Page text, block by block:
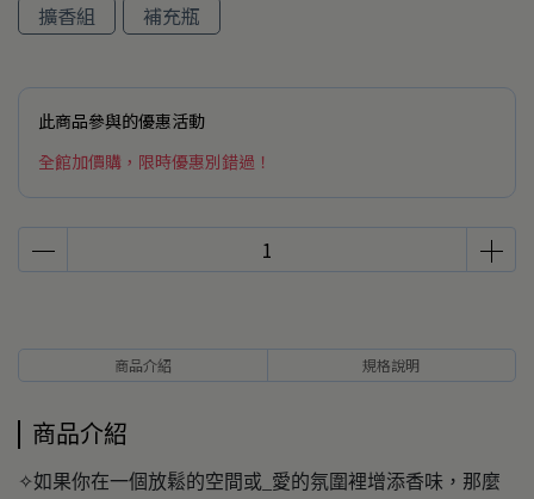
擴香組
補充瓶
此商品參與的優惠活動
全館加價購，限時優惠別錯過！
商品介紹 規格說明
商品介紹
✧如果你在一個放鬆的空間或_愛的氛圍裡增添香味，那麼